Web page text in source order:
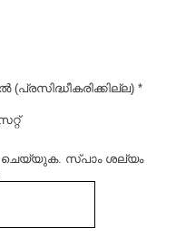
*
ചെയ്യുക. സ്പാം ശല്യം